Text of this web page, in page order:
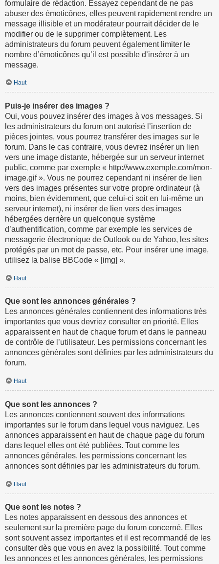
formulaire de rédaction. Essayez cependant de ne pas
abuser des émoticônes, elles peuvent rapidement rendre un
message illisible et un modérateur pourrait décider de le
modifier ou de le supprimer complètement. Les
administrateurs du forum peuvent également limiter le
nombre d’émoticônes qu’il est possible d’insérer à un
message.
Haut
Puis-je insérer des images ?
Oui, vous pouvez insérer des images à vos messages. Si
les administrateurs du forum ont autorisé l’insertion de
pièces jointes, vous pourrez transférer des images sur le
forum. Dans le cas contraire, vous devrez insérer un lien
vers une image distante, hébergée sur un serveur internet
public, comme par exemple « http://www.exemple.com/mon-
image.gif ». Vous ne pourrez cependant ni insérer de lien
vers des images présentes sur votre propre ordinateur (à
moins, bien évidemment, que celui-ci soit en lui-même un
serveur internet), ni insérer de lien vers des images
hébergées derrière un quelconque système
d’authentification, comme par exemple les services de
messagerie électronique de Outlook ou de Yahoo, les sites
protégés par un mot de passe, etc. Pour insérer une image,
utilisez la balise BBCode « [img] ».
Haut
Que sont les annonces générales ?
Les annonces générales contiennent des informations très
importantes que vous devriez consulter en priorité. Elles
apparaissent en haut de chaque forum et dans le panneau
de contrôle de l’utilisateur. Les permissions concernant les
annonces générales sont définies par les administrateurs du
forum.
Haut
Que sont les annonces ?
Les annonces contiennent souvent des informations
importantes sur le forum dans lequel vous naviguez. Les
annonces apparaissent en haut de chaque page du forum
dans lequel elles ont été publiées. Tout comme les
annonces générales, les permissions concernant les
annonces sont définies par les administrateurs du forum.
Haut
Que sont les notes ?
Les notes apparaissent en dessous des annonces et
seulement sur la première page du forum concerné. Elles
sont souvent assez importantes et il est recommandé de les
consulter dès que vous en avez la possibilité. Tout comme
les annonces et les annonces générales, les permissions